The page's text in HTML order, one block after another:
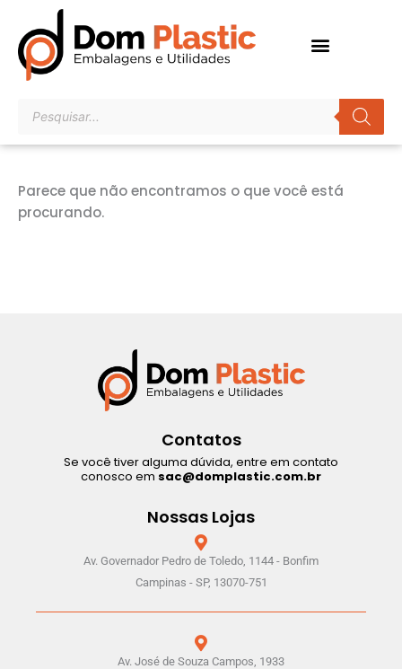
para
conteúdo
produtos
Parece que não encontramos o que você está
procurando.
Contatos
Se você tiver alguma dúvida, entre em contato
conosco em sac@domplastic.com.br
Nossas Lojas
Av. Governador Pedro de Toledo, 1144 - Bonfim
Campinas - SP, 13070-751
Av. José de Souza Campos, 1933